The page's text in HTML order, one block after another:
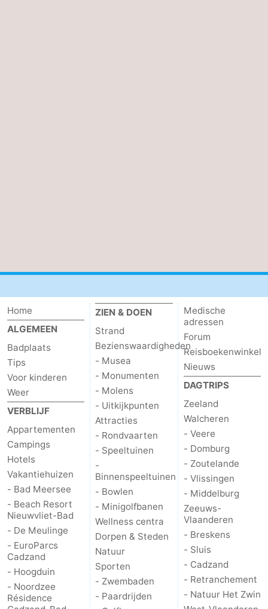
Home
ALGEMEEN
Badplaats
Tips
Voor kinderen
Weer
VERBLIJF
Appartementen
Campings
Hotels
Vakantiehuizen
- Bad Meersee
- Beach Resort
Nieuwvliet-Bad
- De Meulinge
- EuroParcs
Cadzand
- Hoogduin
- Noordzee
Résidence
ZIEN & DOEN
Strand
Bezienswaardigheden
- Musea
- Monumenten
- Molens
- Uitkijkpunten
Attracties
- Rondvaarten
- Speeltuinen
-
Binnenspeeltuinen
- Bowlen
- Minigolfbanen
Wellness centra
Dorpen & Steden
Natuur
Sporten
- Zwembaden
- Paardrijden
Medische
adressen
Forum
Reisboekenwinkel
Nieuws
DAGTRIPS
Zeeland
Walcheren
- Veere
- Domburg
- Zoutelande
- Vlissingen
- Middelburg
Zeeuws-
Vlaanderen
- Breskens
- Sluis
- Cadzand
- Retranchement
- Natuur Het Zwin